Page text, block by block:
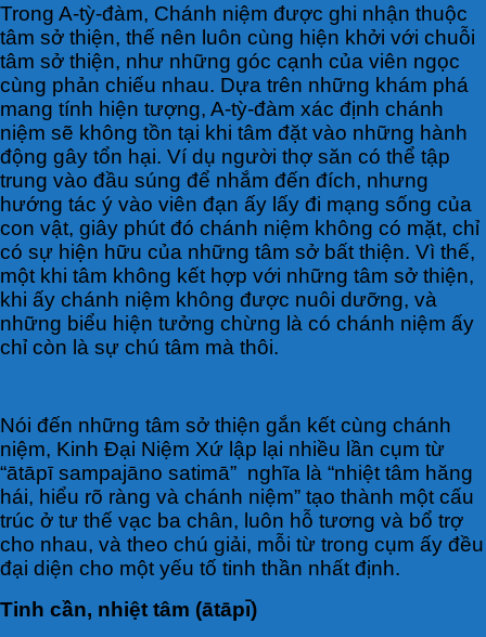
Trong A-tỳ-đàm, Chánh niệm được ghi nhận thuộc
tâm sở thiện, thế nên luôn cùng hiện khởi với chuỗi
tâm sở thiện, như những góc cạnh của viên ngọc
cùng phản chiếu nhau. Dựa trên những khám phá
mang tính hiện tượng, A-tỳ-đàm xác định chánh
niệm sẽ không tồn tại khi tâm đặt vào những hành
động gây tổn hại. Ví dụ người thợ săn có thể tập
trung vào đầu súng để nhắm đến đích, nhưng
hướng tác ý vào viên đạn ấy lấy đi mạng sống của
con vật, giây phút đó chánh niệm không có mặt, chỉ
có sự hiện hữu của những tâm sở bất thiện. Vì thế,
một khi tâm không kết hợp với những tâm sở thiện,
khi ấy chánh niệm không được nuôi dưỡng, và
những biểu hiện tưởng chừng là có chánh niệm ấy
chỉ còn là sự chú tâm mà thôi.
Nói đến những tâm sở thiện gắn kết cùng chánh
niệm, Kinh Đại Niệm Xứ lập lại nhiều lần cụm từ
“ātāpī sampajāno satimā” nghĩa là “nhiệt tâm hăng
hái, hiểu rõ ràng và chánh niệm” tạo thành một cấu
trúc ở tư thế vạc ba chân, luôn hỗ tương và bổ trợ
cho nhau, và theo chú giải, mỗi từ trong cụm ấy đều
đại diện cho một yếu tố tinh thần nhất định.
Tinh cần, nhiệt tâm (ātāpı̄)